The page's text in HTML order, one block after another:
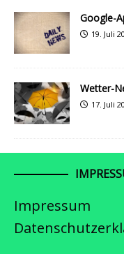
Google-
19. Juli
Wetter-
17. Juli
Impressum